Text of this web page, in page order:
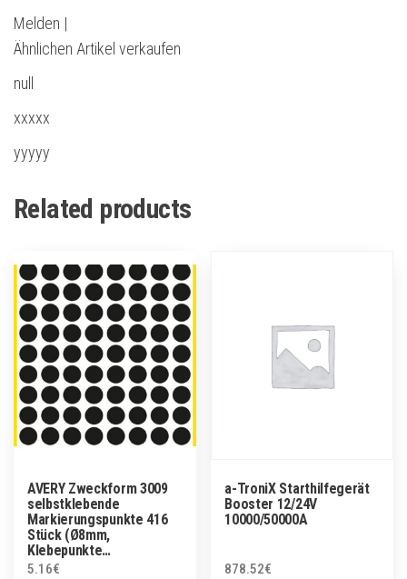
Melden |
Ähnlichen Artikel verkaufen
null
xxxxx
yyyyy
Related products
AVERY Zweckform 3009
selbstklebende
Markierungspunkte 416
Stück (Ø8mm,
Klebepunkte…
5.16€
a-TroniX Starthilfegerät
Booster 12/24V
10000/50000A
878.52€